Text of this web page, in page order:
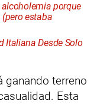
porque
estaba
Italiana Desde Solo
ganando terreno
Esta